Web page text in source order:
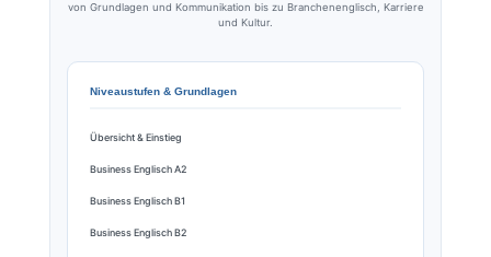
von Grundlagen und Kommunikation bis zu Branchenenglisch, Karriere
und Kultur.
Niveaustufen & Grundlagen
Übersicht & Einstieg
Business Englisch A2
Business Englisch B1
Business Englisch B2